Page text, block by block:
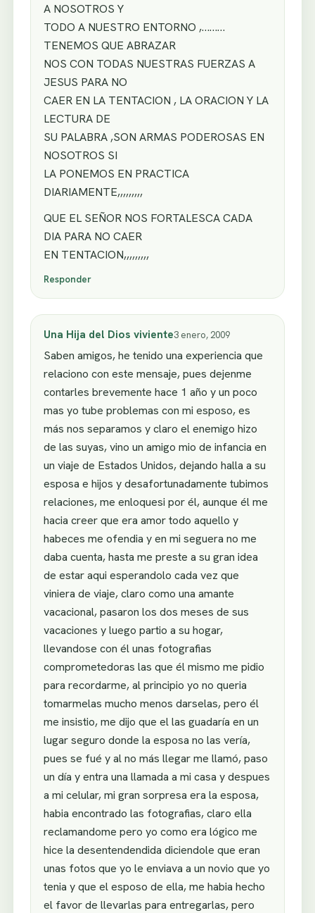
A NOSOTROS Y
TODO A NUESTRO ENTORNO ,………
TENEMOS QUE ABRAZAR
NOS CON TODAS NUESTRAS FUERZAS A
JESUS PARA NO
CAER EN LA TENTACION , LA ORACION Y LA
LECTURA DE
SU PALABRA ,SON ARMAS PODEROSAS EN
NOSOTROS SI
LA PONEMOS EN PRACTICA
DIARIAMENTE,,,,,,,,,
QUE EL SEÑOR NOS FORTALESCA CADA
DIA PARA NO CAER
EN TENTACION,,,,,,,,,
Responder
Una Hija del Dios viviente3 enero, 2009
Saben amigos, he tenido una experiencia que
relaciono con este mensaje, pues dejenme
contarles brevemente hace 1 año y un poco
mas yo tube problemas con mi esposo, es
más nos separamos y claro el enemigo hizo
de las suyas, vino un amigo mio de infancia en
un viaje de Estados Unidos, dejando halla a su
esposa e hijos y desafortunadamente tubimos
relaciones, me enloquesi por él, aunque él me
hacia creer que era amor todo aquello y
habeces me ofendia y en mi seguera no me
daba cuenta, hasta me preste a su gran idea
de estar aqui esperandolo cada vez que
viniera de viaje, claro como una amante
vacacional, pasaron los dos meses de sus
vacaciones y luego partio a su hogar,
llevandose con él unas fotografias
comprometedoras las que él mismo me pidio
para recordarme, al principio yo no queria
tomarmelas mucho menos darselas, pero él
me insistio, me dijo que el las guadaría en un
lugar seguro donde la esposa no las vería,
pues se fué y al no más llegar me llamó, paso
un día y entra una llamada a mi casa y despues
a mi celular, mi gran sorpresa era la esposa,
habia encontrado las fotografias, claro ella
reclamandome pero yo como era lógico me
hice la desentendendida diciendole que eran
unas fotos que yo le enviava a un novio que yo
tenia y que el esposo de ella, me habia hecho
el favor de llevarlas para entregarlas, pero